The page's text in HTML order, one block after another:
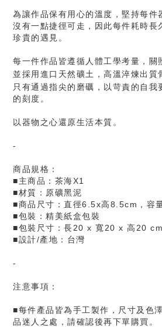
為讓作品保有用心的溫度，堅持每件
沒有一點捷徑可走，因此每件耗時長
珍貴的遇見。
每一件作品皆遵循人體工學考量，關
並採用進口天然礦土，高溫淬煉出質
只有通過指尖的磨礪，以苛責的自我
的刻度。
以器物之心還原生活本質。
-
商品規格：
■主商品：茶海X1
■材質：原礦黑泥
■商品尺寸：直徑6.5x高8.5cm，容
■包裝：精美紙盒包裝
■包裝尺寸： 長20 x 寬20 x 高20 cm
■設計/產地：台灣
-
注意事項：
■每件產品皆為手工製作，尺寸及色
品迷人之處，請確認後再下單購買。